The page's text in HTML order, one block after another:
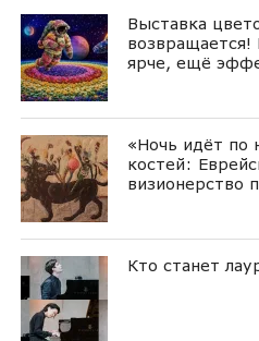
Выставка
ярче, ещё
«Ночь идёт по
костей:
визионерство
Кто станет